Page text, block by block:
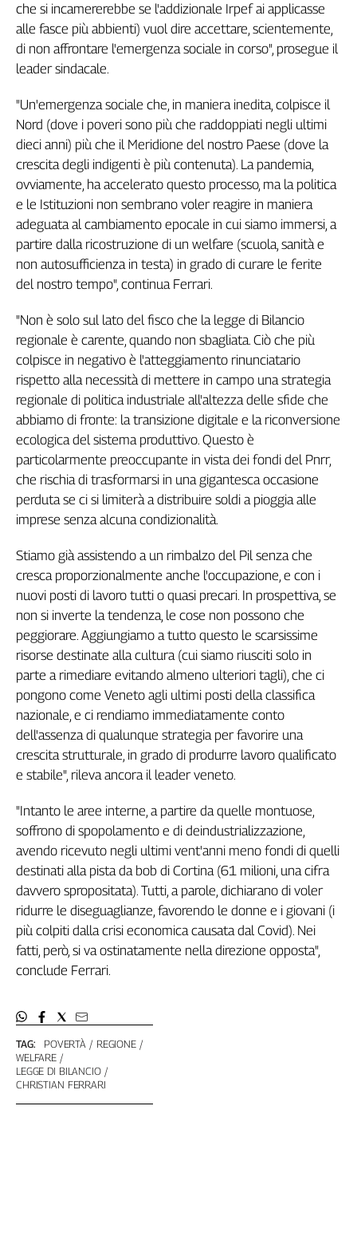
Collettiva
Play
Rubriche
Talk
La
settimana
Collettiva
Sassolino
Linea
Economica
Tech
It
Inserti
Idea
Diffusa
InFlai
Le
trasmissioni
tv
in
Progress
nel
Lavoro
Territori
Abruzzo-
Molise
Alto
Adige
Basilicata
Calabria
Campania
Emilia-
Friuli
Venezia
Giulia
Lazio
Liguria
Lombardia
Marche
Piemonte
Puglia
Sicilia
Trentino
Umbria
TAG: POVERTÀ
REGIONE
WELFARE
LEGGE DI BILANCIO
CHRISTIAN FERRARI
che si incamererebbe se l'addizionale Irpef ai applicasse
alle fasce più abbienti) vuol dire accettare, scientemente,
di non affrontare l'emergenza sociale in corso", prosegue il
leader sindacale.
"Un'emergenza sociale che, in maniera inedita, colpisce il
Nord (dove i poveri sono più che raddoppiati negli ultimi
dieci anni) più che il Meridione del nostro Paese (dove la
crescita degli indigenti è più contenuta). La pandemia,
ovviamente, ha accelerato questo processo, ma la politica
e le Istituzioni non sembrano voler reagire in maniera
adeguata al cambiamento epocale in cui siamo immersi, a
partire dalla ricostruzione di un welfare (scuola, sanità e
non autosufficienza in testa) in grado di curare le ferite
del nostro tempo", continua Ferrari.
"Non è solo sul lato del fisco che la legge di Bilancio
regionale è carente, quando non sbagliata. Ciò che più
colpisce in negativo è l'atteggiamento rinunciatario
rispetto alla necessità di mettere in campo una strategia
regionale di politica industriale all'altezza delle sfide che
abbiamo di fronte: la transizione digitale e la riconversione
ecologica del sistema produttivo. Questo è
particolarmente preoccupante in vista dei fondi del Pnrr,
che rischia di trasformarsi in una gigantesca occasione
perduta se ci si limiterà a distribuire soldi a pioggia alle
imprese senza alcuna condizionalità.
Stiamo già assistendo a un rimbalzo del Pil senza che
cresca proporzionalmente anche l'occupazione, e con i
nuovi posti di lavoro tutti o quasi precari. In prospettiva, se
non si inverte la tendenza, le cose non possono che
peggiorare. Aggiungiamo a tutto questo le scarsissime
risorse destinate alla cultura (cui siamo riusciti solo in
parte a rimediare evitando almeno ulteriori tagli), che ci
pongono come Veneto agli ultimi posti della classifica
nazionale, e ci rendiamo immediatamente conto
dell'assenza di qualunque strategia per favorire una
crescita strutturale, in grado di produrre lavoro qualificato
e stabile", rileva ancora il leader veneto.
"Intanto le aree interne, a partire da quelle montuose,
soffrono di spopolamento e di deindustrializzazione,
avendo ricevuto negli ultimi vent'anni meno fondi di quelli
destinati alla pista da bob di Cortina (61 milioni, una cifra
davvero spropositata). Tutti, a parole, dichiarano di voler
ridurre le diseguaglianze, favorendo le donne e i giovani (i
più colpiti dalla crisi economica causata dal Covid). Nei
fatti, però, si va ostinatamente nella direzione opposta",
conclude Ferrari.